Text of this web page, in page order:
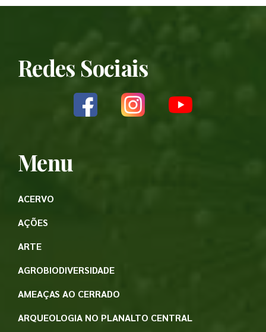
Redes Sociais
Menu
ACERVO
AÇÕES
ARTE
AGROBIODIVERSIDADE
AMEAÇAS AO CERRADO
ARQUEOLOGIA NO PLANALTO CENTRAL